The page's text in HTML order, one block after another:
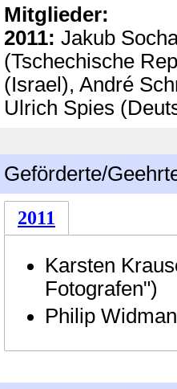
Mitglieder:
2011: Jakub
(Tschechische
(Israel), André
Ulrich Spies
Geförderte/
2011
Karsten
Fotografen")
Philip